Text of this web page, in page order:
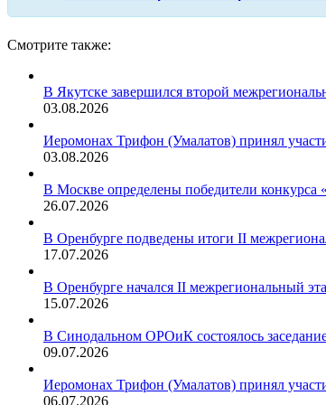
Смотрите также:
В Якутске завершился второй
03.08.2026
Иеромонах Трифон (Умалатов) принял
03.08.2026
В Москве определены победители конкурса
26.07.2026
В Оренбурге подведены итоги II
17.07.2026
В Оренбурге начался II межрегиональный
15.07.2026
В Синодальном ОРОиК состоялось
09.07.2026
Иеромонах Трифон (Умалатов) принял
06.07.2026